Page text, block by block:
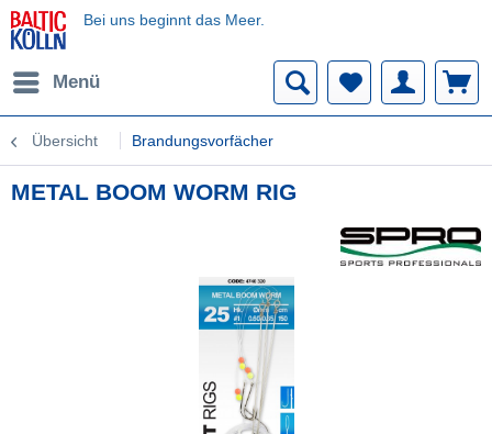
Bei uns beginnt das Meer.
Menü
Übersicht Brandungsvorfächer
METAL BOOM WORM RIG